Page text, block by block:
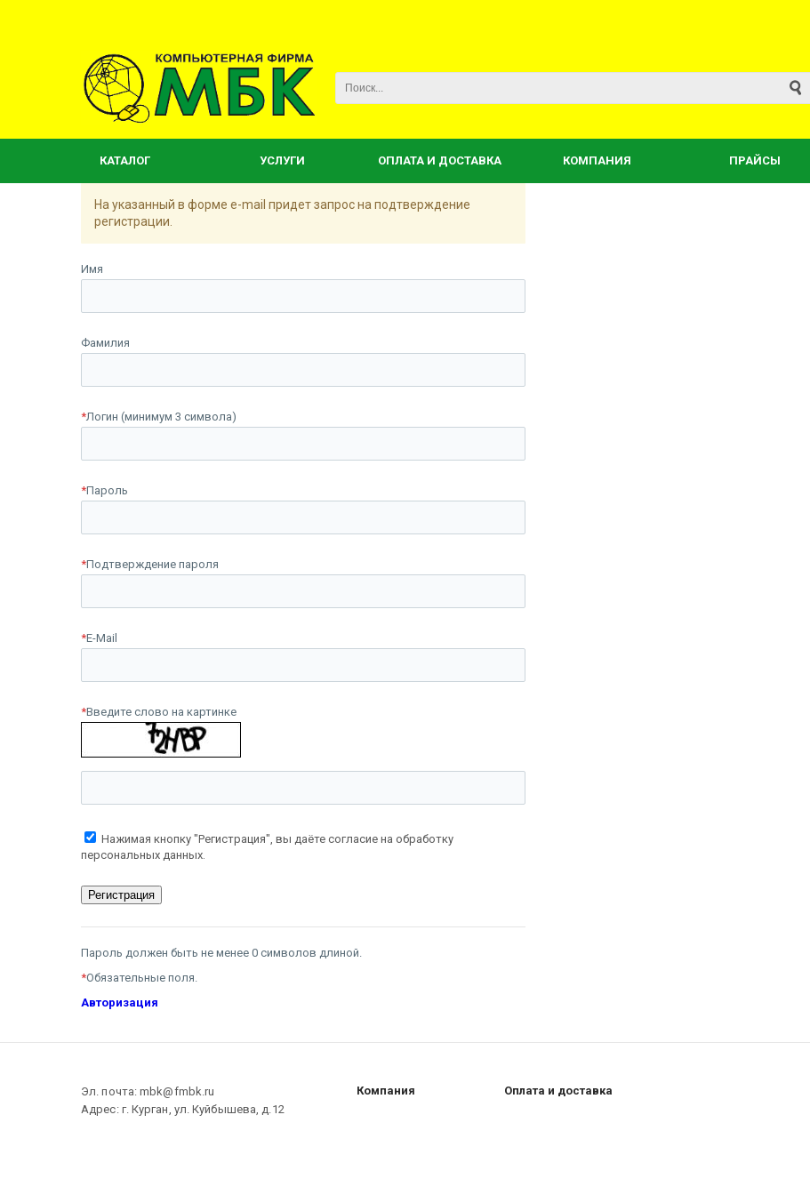
КАТАЛОГ УСЛУГИ ОПЛАТА И ДОСТАВКА КОМПАНИЯ ПРАЙСЫ
На указанный в форме e-mail придет запрос на подтверждение
регистрации.
Имя
Фамилия
*Логин (минимум 3 символа)
*Пароль
*Подтверждение пароля
*E-Mail
*Введите слово на картинке
Нажимая кнопку "Регистрация", вы даёте согласие на обработку
персональных данных.
Пароль должен быть не менее 0 символов длиной.
*Обязательные поля.
Авторизация
Эл. почта: mbk@fmbk.ru
Адрес: г. Курган, ул. Куйбышева, д.12
Компания Оплата и доставка